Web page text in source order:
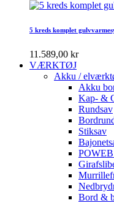
5 kreds komplet
11.589,00 kr
VÆRKTØJ
Akku /
Akku
Kap- &
Rundsav
Stiksav
POWEB
Bord &